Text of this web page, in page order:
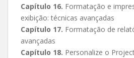
Capítulo 16. Formatação e
exibição: técnicas avançadas
Capítulo 17. Formatação de
avançadas
Capítulo 18. Personalize o